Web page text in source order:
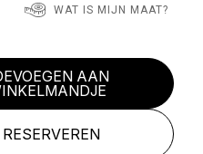
WAT IS MIJN MAAT?
AAN